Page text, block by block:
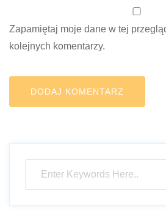
Zapamiętaj moje dane w tej
kolejnych komentarzy.